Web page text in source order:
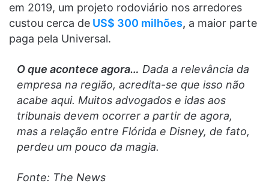
em 2019, um projeto rodoviário nos arredores
custou cerca de US$ 300 milhões, a maior parte
paga pela Universal.
O que acontece agora… Dada a relevância da
empresa na região, acredita-se que isso não
acabe aqui. Muitos advogados e idas aos
tribunais devem ocorrer a partir de agora,
mas a relação entre Flórida e Disney, de fato,
perdeu um pouco da magia.
Fonte: The News